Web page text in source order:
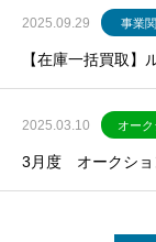
2025.09.29 事業
【在庫一括買取
2025.03.10 オー
3月度 オークショ